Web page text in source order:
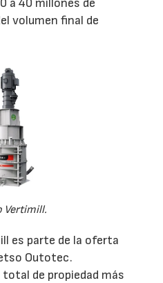
a 40 millones de
volumen final de
Vertimill.
es parte de la oferta
Outotec.
de propiedad más